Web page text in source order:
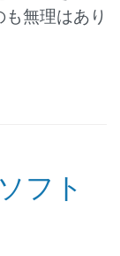
無理はあり
フト